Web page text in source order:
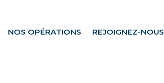
NOS OPÉRATIONS REJOIGNEZ-NOUS